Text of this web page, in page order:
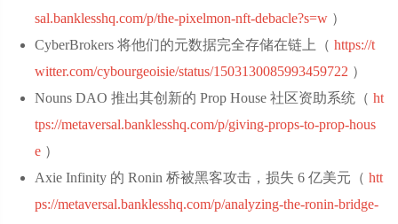
sal.banklesshq.com/p/the-pixelmon-nft-debacle?s=w ‌）
CyberBrokers 将他们的元数据完全存储在链上（ https://t
witter.com/cybourgeoisie/status/1503130085993459722 ‌）
Nouns DAO 推出其创新的 Prop House 社区资助系统（ ht
tps://metaversal.banklesshq.com/p/giving-props-to-prop-hous
e ‌）
Axie Infinity 的 Ronin 桥被黑客攻击，损失 6 亿美元（ htt
ps://metaversal.banklesshq.com/p/analyzing-the-ronin-bridge-